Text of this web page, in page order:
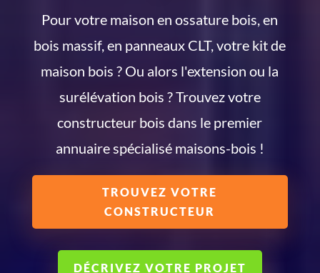
Pour votre maison en ossature bois, en
bois massif, en panneaux CLT, votre kit de
maison bois ? Ou alors l'extension ou la
surélévation bois ? Trouvez votre
constructeur bois dans le premier
annuaire spécialisé maisons-bois !
TROUVEZ VOTRE
CONSTRUCTEUR
DÉCRIVEZ VOTRE PROJET